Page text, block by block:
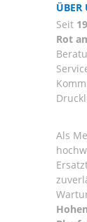
ÜBER
Seit
Rot
Als